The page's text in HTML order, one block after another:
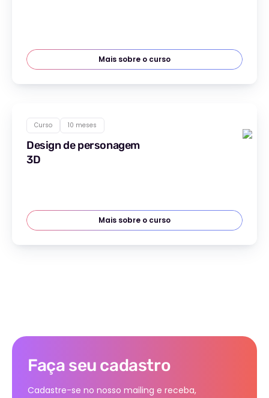
Mais sobre o curso
Curso 10 meses
Design de personagem
3D
Mais sobre o curso
Faça seu cadastro
Cadastre-se no nosso mailing e receba,